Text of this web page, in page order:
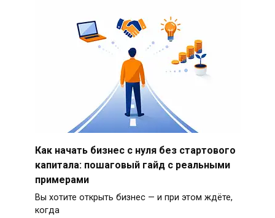
Как начать бизнес с нуля без стартового
капитала: пошаговый гайд с реальными
примерами
Вы хотите открыть бизнес — и при этом ждёте,
когда